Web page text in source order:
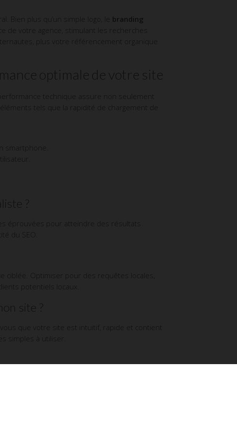
Bien plus qu’un simple logo, le branding
de votre agence, stimulant les recherches
plus votre référencement organique
optimale de votre site
technique assure non seulement
tels que la rapidité de chargement de
?
éprouvées pour atteindre des résultats
du SEO.
ciblée. Optimiser pour des requêtes locales,
potentiels locaux.
site ?
que votre site est intuitif, rapide et contient
simples à utiliser.